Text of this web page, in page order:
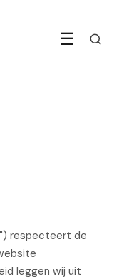
☰
respecteert de
leggen wij uit